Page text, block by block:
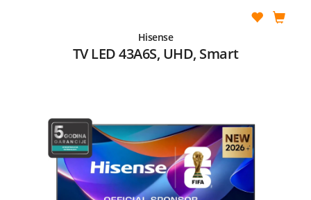
Hisense
TV LED 43A6S, UHD, Smart